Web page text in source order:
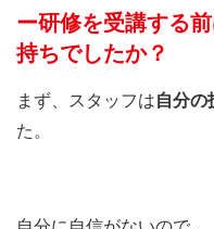
ー研修を受講する
持ちでしたか？
まず、スタッフは自分の
た。